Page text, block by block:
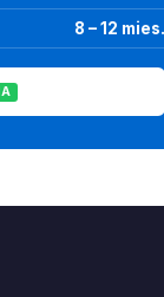
8 – 12 mies.